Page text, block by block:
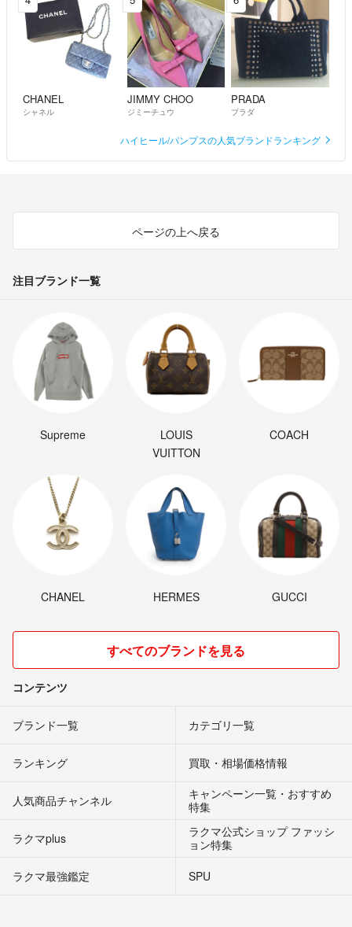
CHANEL
シャネル
JIMMY CHOO
ジミーチュウ
PRADA
プラダ
ハイヒール/パンプスの人気ブランドランキング
ページの上へ戻る
注目ブランド一覧
Supreme
LOUIS
VUITTON
COACH
CHANEL HERMES GUCCI
すべてのブランドを見る
コンテンツ
ブランド一覧 カテゴリ一覧
ランキング 買取・相場価格情報
人気商品チャンネル
キャンペーン一覧・おすすめ
特集
ラクマplus
ラクマ公式ショップ ファッシ
ョン特集
ラクマ最強鑑定
SPU